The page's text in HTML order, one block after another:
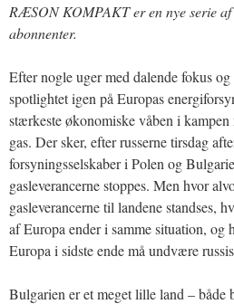
RÆSON KOMPAKT er en nye serie
abonnenter.
Efter nogle uger med dalende fokus
spotlightet igen på Europas
stærkeste økonomiske våben i kampen
gas. Der sker, efter russerne tirsdag
forsyningsselskaber i Polen og
gasleverancerne stoppes. Men hvor
gasleverancerne til landene standses,
af Europa ender i samme situation, og
Europa i sidste ende må undvære
Bulgarien er et meget lille land –